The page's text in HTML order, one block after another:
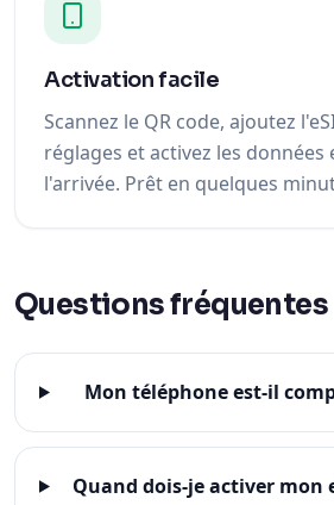
Activation facile
Scannez le QR code, ajoutez
réglages et activez les données
l'arrivée. Prêt en quelques
Questions fréquentes
Mon téléphone est-il
Quand dois-je activer mon